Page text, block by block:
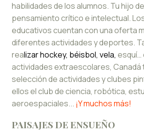
habilidades de los alumnos. Tu hijo
pensamiento crítico e intelectual.
educativos cuentan con una oferta
diferentes actividades y deportes.
realizar hockey, béisbol, vela, esquí…
actividades extraescolares, Canadá
selección de actividades y clubes
ellos el club de ciencia, robótica,
aeroespaciales... ¡Y muchos más!
PAISAJES DE ENSUEÑO